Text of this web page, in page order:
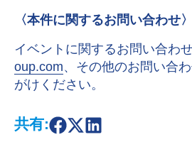
〈本件に関するお問い合わせ〉
イベントに関するお問い合わ
oup.com、その他のお問い合
がけください。
共有:S
S
S